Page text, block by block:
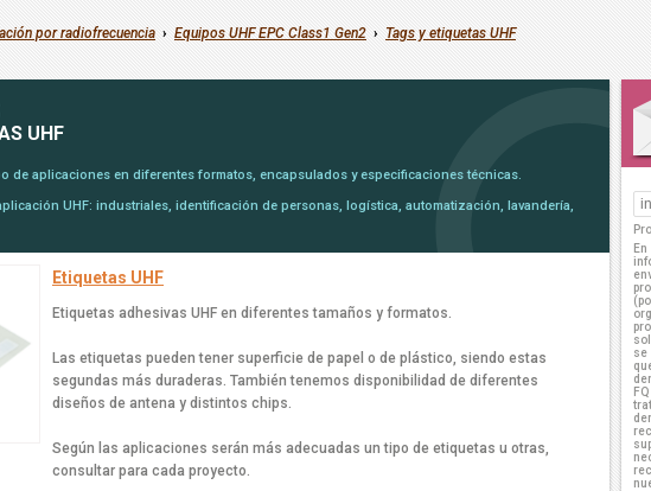
por radiofrecuencia › Equipos UHF EPC Class1 Gen2 › Tags y etiquetas UHF
UHF
de aplicaciones en diferentes formatos, encapsulados y especificaciones técnicas.
UHF: industriales, identificación de personas, logística, automatización, lavandería,
Etiquetas UHF
Etiquetas adhesivas UHF en diferentes tamaños y formatos.
Las etiquetas pueden tener superficie de papel o de plástico, siendo estas
segundas más duraderas. También tenemos disponibilidad de diferentes
diseños de antena y distintos chips.
Según las aplicaciones serán más adecuadas un tipo de etiquetas u otras,
consultar para cada proyecto.
se